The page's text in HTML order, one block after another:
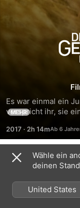
Es war einmal ein
verspricht ihr, sie
Welt“, das er die
den Wirren des
voneinander
lange Reise, bis es
MEHR
2017 · 2h 14m
Trailer
Wähle ein
deinen
United States